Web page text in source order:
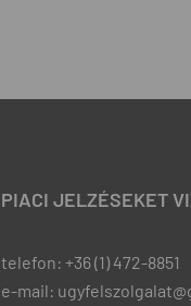
PIACI JELZÉSEKET
telefon: +36 (1) 472-8851
e-mail: